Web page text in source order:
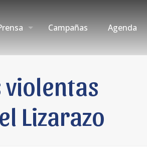
Campañas Agenda
violentas
Lizarazo